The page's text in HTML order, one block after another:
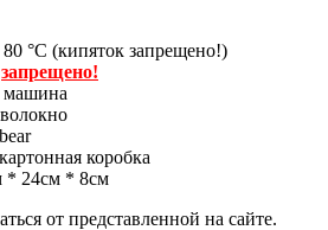
80 °С (кипяток запрещено!)
запрещено!
машина
коробка
* 24см * 8см
от представленной на сайте.